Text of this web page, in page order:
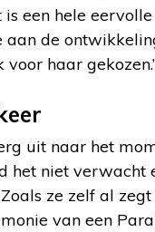
is een hele
de
voor haar
uit naar het
het niet verwacht
Zoals ze zelf al
van een